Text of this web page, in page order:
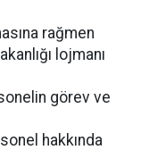
rağmen
lojmanı
görev ve
hakkında